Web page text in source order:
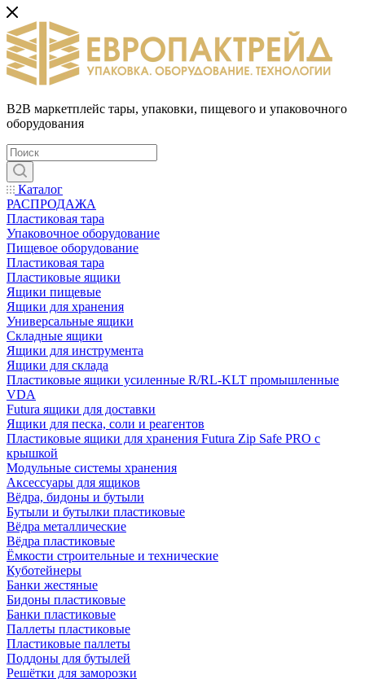
B2B маркетплейс тары, упаковки, пищевого и упаковочного
оборудования
Каталог
РАСПРОДАЖА
Пластиковая тара
Упаковочное оборудование
Пищевое оборудование
Пластиковая тара
Пластиковые ящики
Ящики пищевые
Ящики для хранения
Универсальные ящики
Складные ящики
Ящики для инструмента
Ящики для склада
Пластиковые ящики усиленные R/RL-KLT промышленные
VDA
Futura ящики для доставки
Ящики для песка, соли и реагентов
Пластиковые ящики для хранения Futura Zip Safe PRO с
крышкой
Модульные системы хранения
Аксессуары для ящиков
Вёдра, бидоны и бутыли
Бутыли и бутылки пластиковые
Вёдра металлические
Вёдра пластиковые
Ёмкости строительные и технические
Куботейнеры
Банки жестяные
Бидоны пластиковые
Банки пластиковые
Паллеты пластиковые
Пластиковые паллеты
Поддоны для бутылей
Решётки для заморозки